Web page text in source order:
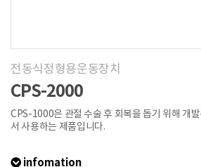
전동식정형용운동장치
CPS-2000
CPS-1000은 관절 수술 후 회복을 돕기 위해 개
서 사용하는 제품입니다.
infomation